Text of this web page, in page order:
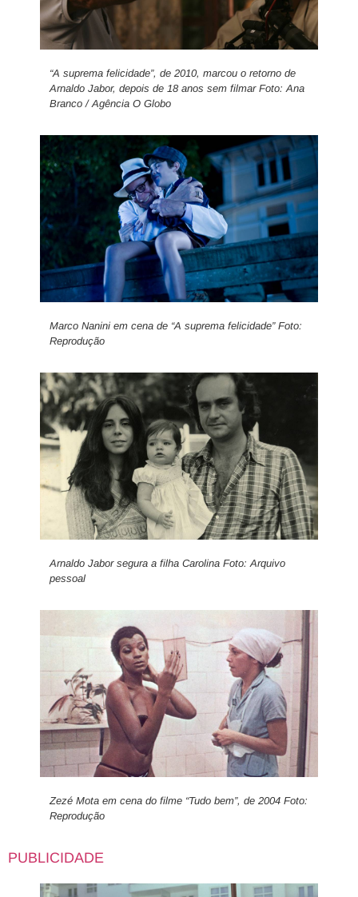
“A suprema felicidade”, de 2010, marcou o retorno de
Arnaldo Jabor, depois de 18 anos sem filmar Foto: Ana
Branco / Agência O Globo
Marco Nanini em cena de “A suprema felicidade” Foto:
Reprodução
Arnaldo Jabor segura a filha Carolina Foto: Arquivo
pessoal
Zezé Mota em cena do filme “Tudo bem”, de 2004 Foto:
Reprodução
PUBLICIDADE